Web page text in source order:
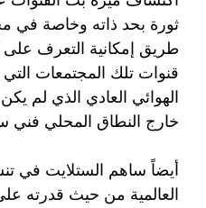
ثورة بحد ذاته وخاصة في
طريق إمكانية التعرف على
قنوات تلك المجتمعات
الهوائي العادي الذي لم
خارج النطاق المحلي فني
أيضاً ساهم الستلايت في
العالمية من حيث قدرته